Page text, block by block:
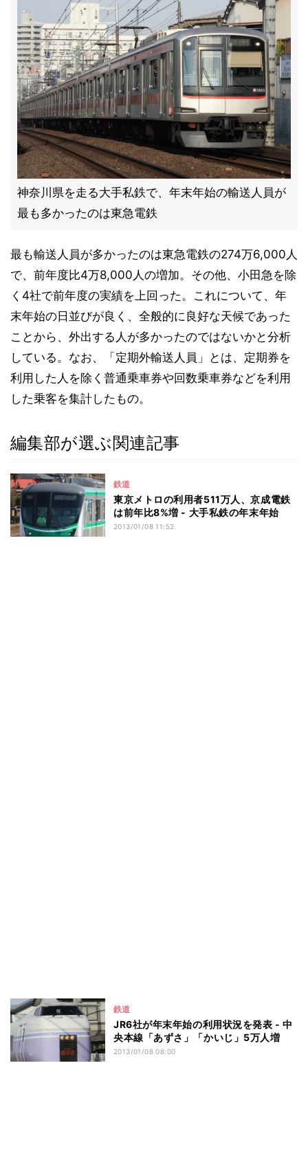
神奈川県を走る大手私鉄で、年末年始の輸送人員が
最も多かったのは東急電鉄
最も輸送人員が多かったのは東急電鉄の274万6,000人
で、前年度比4万8,000人の増加。その他、小田急を除
く4社で前年度の実績を上回った。これについて、年
末年始の日並びが良く、全般的に良好な天候であった
ことから、外出する人が多かったのではないかと分析
している。なお、「定期外輸送人員」とは、定期券を
利用した人を除く普通乗車券や回数乗車券などを利用
した乗客を集計したもの。
編集部が選ぶ関連記事
鉄道
東京メトロの利用者511万人、京成電鉄
は前年比8%増 - 大手私鉄の年末年始
2013/01/08 11:52
鉄道
JR6社が年末年始の利用状況を発表 - 中
央本線「あずさ」「かいじ」5万人増
2013/01/08 08:00